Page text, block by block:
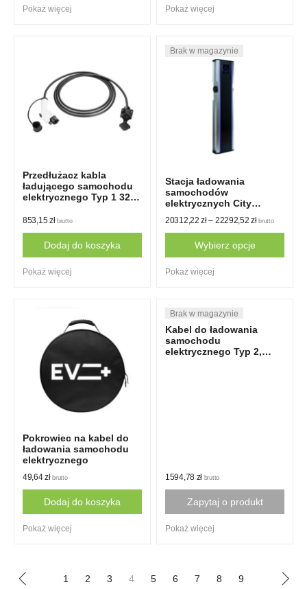
Pokaż więcej Pokaż więcej
Przedłużacz kabla
ładującego samochodu
elektrycznego Typ 1 32A
853,15zł brutto
Dodaj do koszyka
Pokaż więcej
Stacja ładowania
samochodów
elektrycznych City
20312,22zł– 22292,52zł brutto
Wybierz opcje
multiple
variants.
The
options
Pokaż więcej
Pokrowiec na kabel do
ładowania samochodu
elektrycznego
49,64zł brutto
Dodaj do koszyka
Pokaż więcej
Kabel do ładowania
samochodu
elektrycznego Typ 2,
1594,78 zł brutto
Zapytaj o produkt
Pokaż więcej
1 2 3 4 5 6 7 8 9